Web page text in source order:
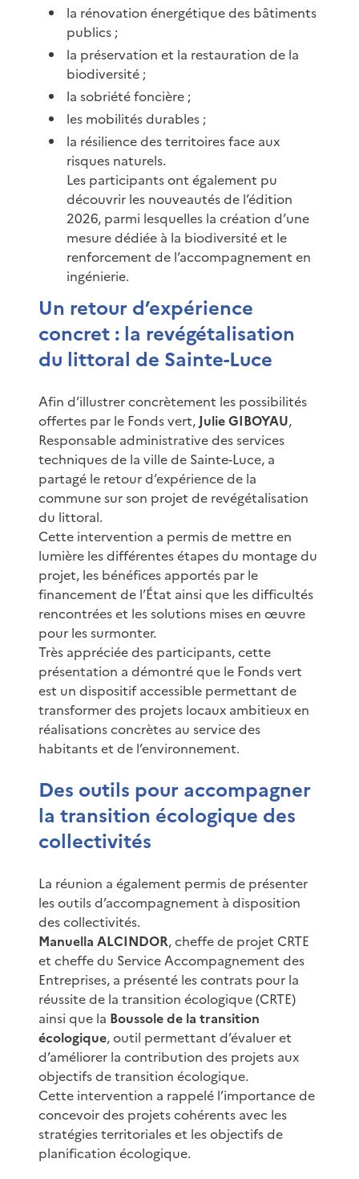
la rénovation énergétique des bâtiments
publics ;
la préservation et la restauration de la
biodiversité ;
la sobriété foncière ;
les mobilités durables ;
la résilience des territoires face aux
risques naturels.
Les participants ont également pu
découvrir les nouveautés de l’édition
2026, parmi lesquelles la création d’une
mesure dédiée à la biodiversité et le
renforcement de l’accompagnement en
ingénierie.
Un retour d’expérience
concret : la revégétalisation
du littoral de Sainte-Luce
Afin d’illustrer concrètement les possibilités
offertes par le Fonds vert, Julie GIBOYAU,
Responsable administrative des services
techniques de la ville de Sainte-Luce, a
partagé le retour d’expérience de la
commune sur son projet de revégétalisation
du littoral.
Cette intervention a permis de mettre en
lumière les différentes étapes du montage du
projet, les bénéfices apportés par le
financement de l’État ainsi que les difficultés
rencontrées et les solutions mises en œuvre
pour les surmonter.
Très appréciée des participants, cette
présentation a démontré que le Fonds vert
est un dispositif accessible permettant de
transformer des projets locaux ambitieux en
réalisations concrètes au service des
habitants et de l’environnement.
Des outils pour accompagner
la transition écologique des
collectivités
La réunion a également permis de présenter
les outils d’accompagnement à disposition
des collectivités.
Manuella ALCINDOR, cheffe de projet CRTE
et cheffe du Service Accompagnement des
Entreprises, a présenté les contrats pour la
réussite de la transition écologique (CRTE)
ainsi que la Boussole de la transition
écologique, outil permettant d’évaluer et
d’améliorer la contribution des projets aux
objectifs de transition écologique.
Cette intervention a rappelé l’importance de
concevoir des projets cohérents avec les
stratégies territoriales et les objectifs de
planification écologique.